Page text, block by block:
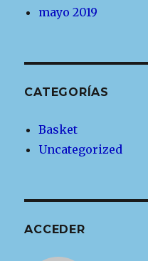
mayo 2019
CATEGORÍAS
Basket
Uncategorized
ACCEDER